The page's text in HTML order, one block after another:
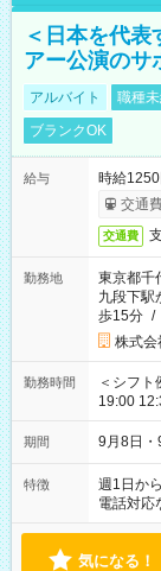
＜日本を代
アー公演のサ
アルバイト 職種
ブランクOK
給与
時給1250
交通
交通費
勤務地
東京都千
九段下駅
歩15分 /
株式会
勤務時間
＜シフ
19:00 12:30～22:00 上記の
時間は変
期間 9月8日・
特徴 週1日か
電話対応
気になる！